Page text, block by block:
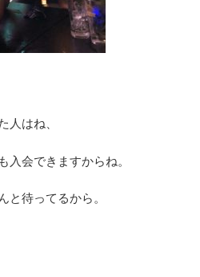
人はね、
入会できますからね。
と待ってるから。